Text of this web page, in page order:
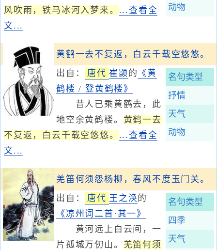
动物
风吹雨，铁马冰河入梦来。 ...查看全
文...
黄鹤一去不复返，白云千载空悠悠。
名句类型
抒情
天气
动物
出自： 唐代 崔颢 的 《黄
鹤楼 / 登黄鹤楼》
昔人已乘黄鹤去，此
地空余黄鹤楼。 黄鹤一去
不复返，白云千载空悠悠。 ...查看全
文...
羌笛何须怨杨柳，春风不度玉门关。
名句类型
四季
天气
出自： 唐代 王之涣 的
《凉州词二首·其一》
黄河远上白云间，一
片孤城万仞山。 羌笛何须